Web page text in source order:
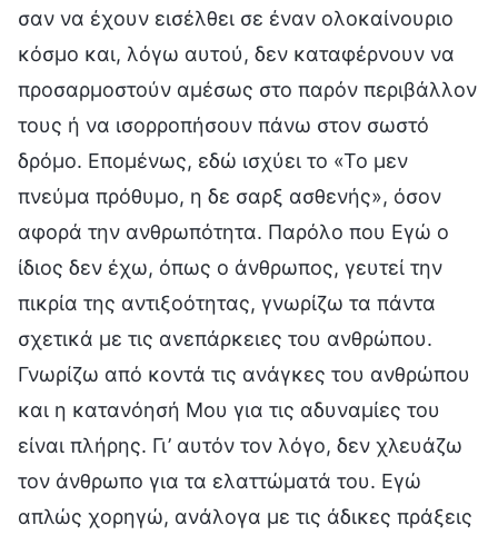
σαν να έχουν εισέλθει σε έναν ολοκαίνουριο
κόσμο και, λόγω αυτού, δεν καταφέρνουν να
προσαρμοστούν αμέσως στο παρόν περιβάλλον
τους ή να ισορροπήσουν πάνω στον σωστό
δρόμο. Επομένως, εδώ ισχύει το «Το μεν
πνεύμα πρόθυμο, η δε σαρξ ασθενής», όσον
αφορά την ανθρωπότητα. Παρόλο που Εγώ ο
ίδιος δεν έχω, όπως ο άνθρωπος, γευτεί την
πικρία της αντιξοότητας, γνωρίζω τα πάντα
σχετικά με τις ανεπάρκειες του ανθρώπου.
Γνωρίζω από κοντά τις ανάγκες του ανθρώπου
και η κατανόησή Μου για τις αδυναμίες του
είναι πλήρης. Γι’ αυτόν τον λόγο, δεν χλευάζω
τον άνθρωπο για τα ελαττώματά του. Εγώ
απλώς χορηγώ, ανάλογα με τις άδικες πράξεις